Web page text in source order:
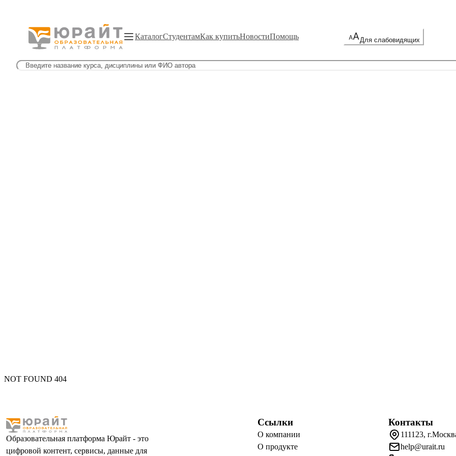
КаталогСтудентамКак купитьНовостиПомощь Для слабовидящих
NOT FOUND 404
Образовательная платформа Юрайт - это
цифровой контент, сервисы, данные для
Ссылки
О компании
О продукте
Контакты
111123,
help@urait.ru